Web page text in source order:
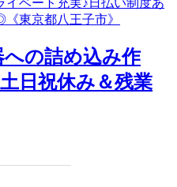
への詰め込み作
日祝休み＆残業